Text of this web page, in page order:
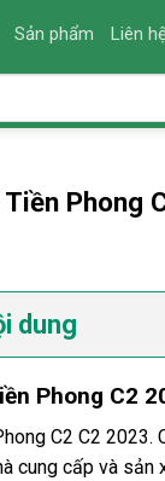
Sản phẩm Liên
Tiền Phong
dung
Phong C2
C2 C2 2023.
cung cấp và sản